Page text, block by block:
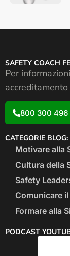
SAFETY COACH
Per
800 300 496
CATEGORIE BLOG:
Motivare alla
Cultura della
Safety
Comunicare
Formare alla
PODCAST